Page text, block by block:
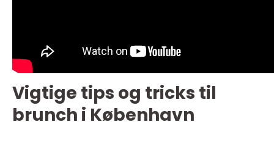
Vigtige tips og tricks til
brunch i København